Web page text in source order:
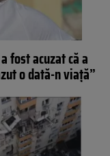
fost acuzat că a
o dată-n viață”